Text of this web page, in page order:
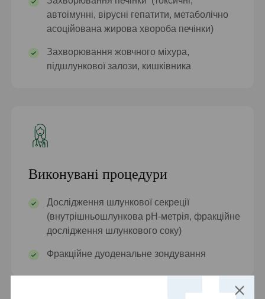
автоімунні, вірусні гепатити, метаболічно
асоційована жирова хвороба печінки)
Захворювання жовчного міхура,
підшлункової залози, кишківника
Виконувані процедури
Дослідження шлункової секреції
(внутрішньошлункова рН-метрія, фракційне
дослідження шлункового соку)
Фракційне дуоденальне зондування